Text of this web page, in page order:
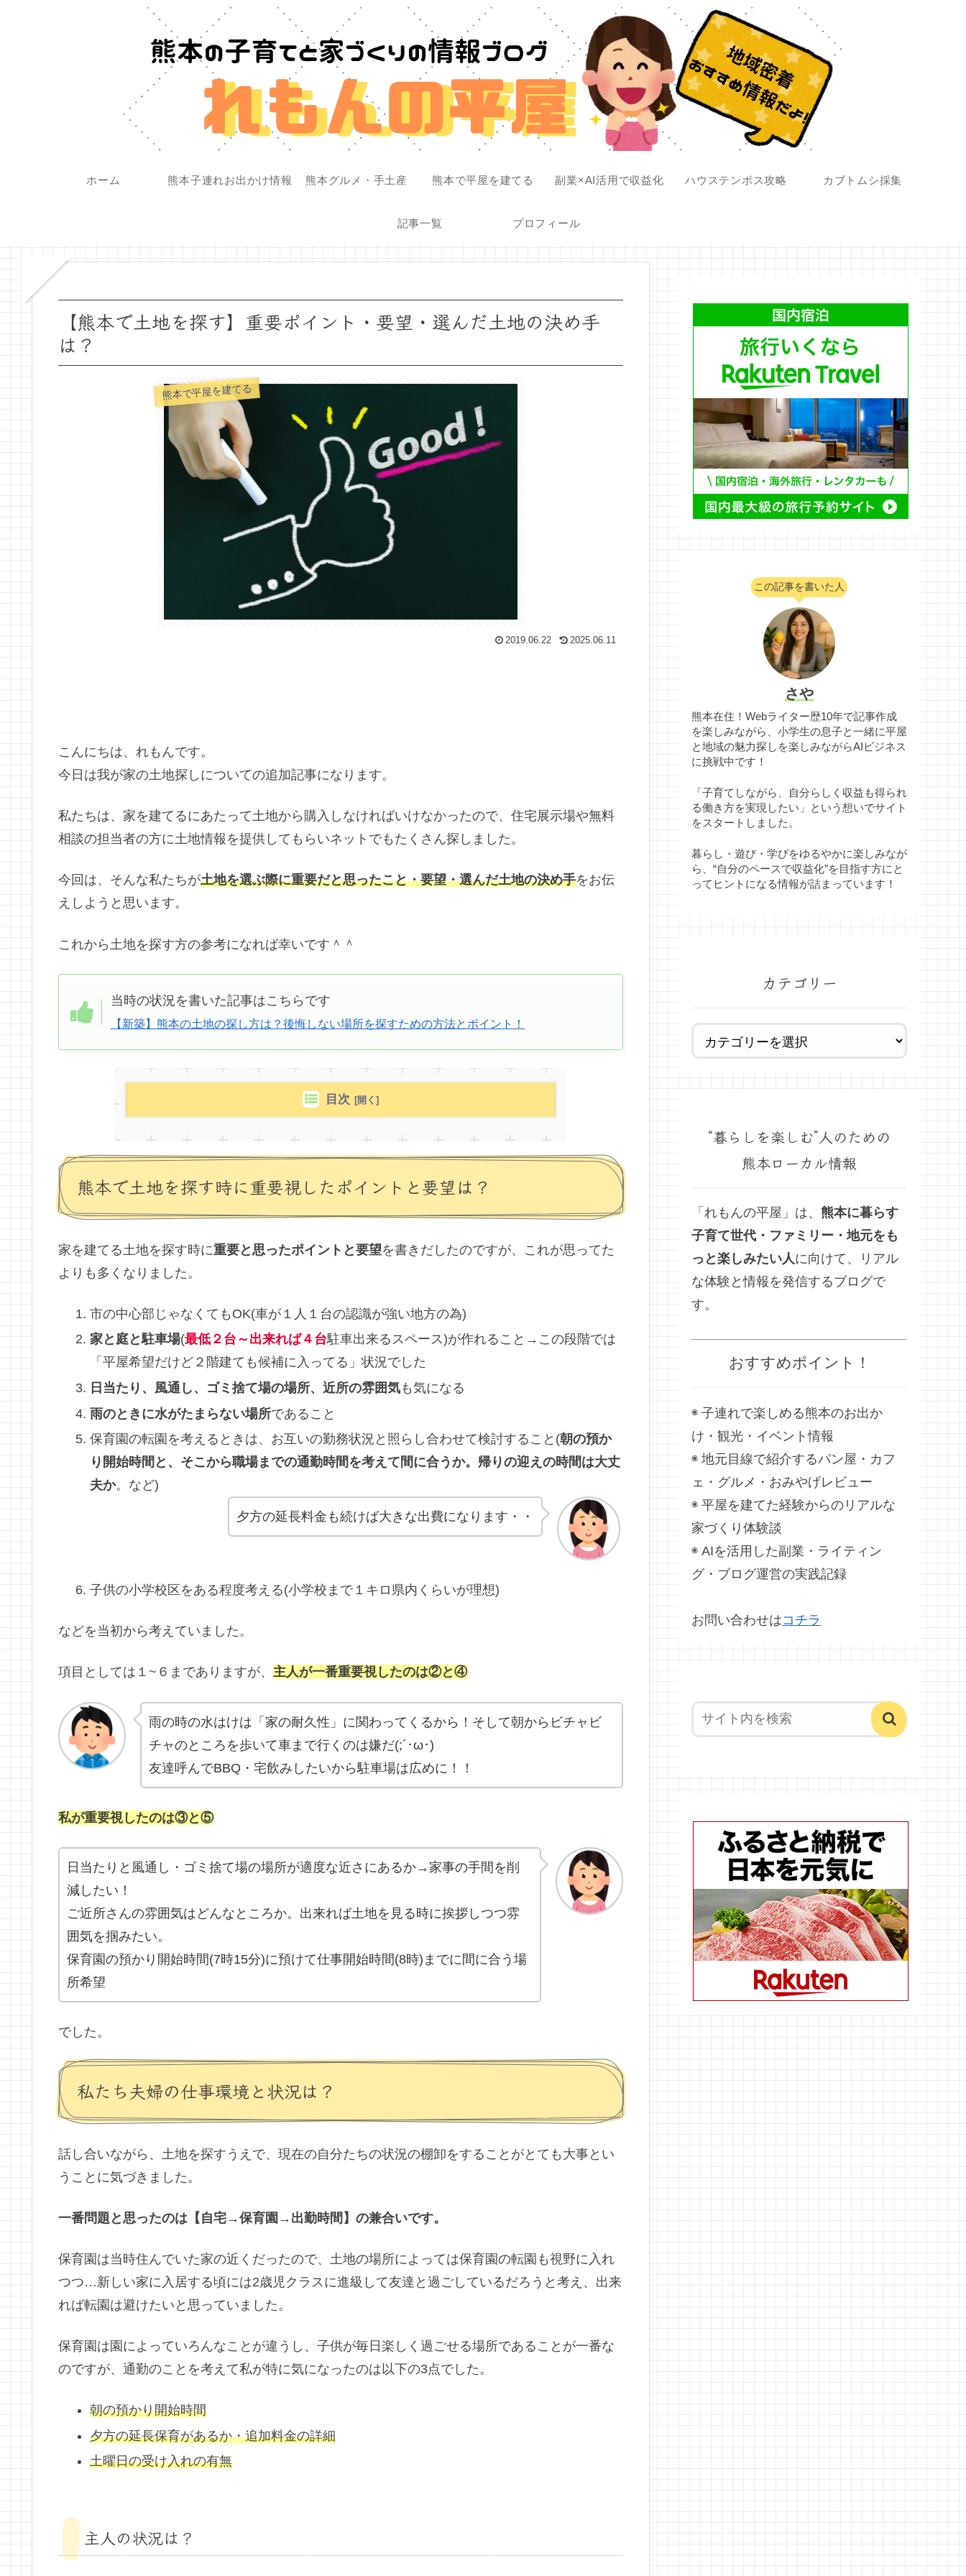
ホーム 熊本子連れお出かけ情報 熊本グルメ・手土産 熊本で平屋を建てる 副業×AI活用で収益化 ハウステンボス攻略 カブトムシ採集
記事一覧 プロフィール
【熊本で土地を探す】重要ポイント・要望・選んだ土地の決め手
は？
熊本で平屋を建てる
2019.06.22 2025.06.11
こんにちは、れもんです。
今日は我が家の土地探しについての追加記事になります。
私たちは、家を建てるにあたって土地から購入しなければいけなかったので、住宅展示場や無料
相談の担当者の方に土地情報を提供してもらいネットでもたくさん探しました。
今回は、そんな私たちが土地を選ぶ際に重要だと思ったこと・要望・選んだ土地の決め手をお伝
えしようと思います。
これから土地を探す方の参考になれば幸いです＾＾
当時の状況を書いた記事はこちらです
【新築】熊本の土地の探し方は？後悔しない場所を探すための方法とポイント！
目次
熊本で土地を探す時に重要視したポイントと要望は？
家を建てる土地を探す時に重要と思ったポイントと要望を書きだしたのですが、これが思ってた
よりも多くなりました。
市の中心部じゃなくてもOK(車が１人１台の認識が強い地方の為)
家と庭と駐車場(最低２台～出来れば４台駐車出来るスペース)が作れること→この段階では
「平屋希望だけど２階建ても候補に入ってる」状況でした
日当たり、風通し、ゴミ捨て場の場所、近所の雰囲気も気になる
雨のときに水がたまらない場所であること
保育園の転園を考えるときは、お互いの勤務状況と照らし合わせて検討すること(朝の預か
り開始時間と、そこから職場までの通勤時間を考えて間に合うか。帰りの迎えの時間は大丈
夫か。など)
夕方の延長料金も続けば大きな出費になります・・
子供の小学校区をある程度考える(小学校まで１キロ県内くらいが理想)
などを当初から考えていました。
項目としては１~６までありますが、 主人が一番重要視したのは②と④
雨の時の水はけは「家の耐久性」に関わってくるから！そして朝からビチャビ
チャのところを歩いて車まで行くのは嫌だ(;´･ω･)
友達呼んでBBQ・宅飲みしたいから駐車場は広めに！！
私が重要視したのは③と⑤
日当たりと風通し・ゴミ捨て場の場所が適度な近さにあるか→家事の手間を削
減したい！
ご近所さんの雰囲気はどんなところか。出来れば土地を見る時に挨拶しつつ雰
囲気を掴みたい。
保育園の預かり開始時間(7時15分)に預けて仕事開始時間(8時)までに間に合う場
所希望
でした。
私たち夫婦の仕事環境と状況は？
話し合いながら、土地を探すうえで、現在の自分たちの状況の棚卸をすることがとても大事とい
うことに気づきました。
一番問題と思ったのは【自宅→保育園→出勤時間】の兼合いです。
保育園は当時住んでいた家の近くだったので、土地の場所によっては保育園の転園も視野に入れ
つつ…新しい家に入居する頃には2歳児クラスに進級して友達と過ごしているだろうと考え、出来
れば転園は避けたいと思っていました。
保育園は園によっていろんなことが違うし、子供が毎日楽しく過ごせる場所であることが一番な
のですが、通勤のことを考えて私が特に気になったのは以下の3点でした。
朝の預かり開始時間
夕方の延長保育があるか・追加料金の詳細
土曜日の受け入れの有無
主人の状況は？
この記事を書いた人
さや
熊本在住！Webライター歴10年で記事作成
を楽しみながら、小学生の息子と一緒に平屋
と地域の魅力探しを楽しみながらAIビジネス
に挑戦中です！
「子育てしながら、自分らしく収益も得られ
る働き方を実現したい」という想いでサイト
をスタートしました。
暮らし・遊び・学びをゆるやかに楽しみなが
ら、“自分のペースで収益化”を目指す方にと
ってヒントになる情報が詰まっています！
カテゴリー
“暮らしを楽しむ”人のための
熊本ローカル情報
「れもんの平屋」は、 熊本に暮らす
子育て世代・ファミリー・地元をも
っと楽しみたい人に向けて、リアル
な体験と情報を発信するブログで
す。
おすすめポイント！
◉ 子連れで楽しめる熊本のお出か
け・観光・イベント情報
◉ 地元目線で紹介するパン屋・カフ
ェ・グルメ・おみやげレビュー
◉ 平屋を建てた経験からのリアルな
家づくり体験談
◉ AIを活用した副業・ライティン
グ・ブログ運営の実践記録
お問い合わせはコチラ